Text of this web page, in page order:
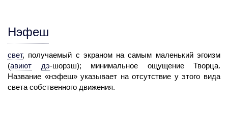
Нэфеш
свет, получаемый с экраном на самым маленький эгоизм
(авиют дэ-шорэш); минимальное ощущение Творца.
Название «нэфеш» указывает на отсутствие у этого вида
света собственного движения.